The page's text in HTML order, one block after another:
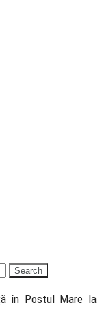
în Postul Mare la